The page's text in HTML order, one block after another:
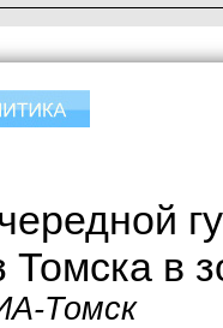
Томска в
Томск